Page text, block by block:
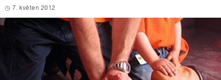
7. květen 2012